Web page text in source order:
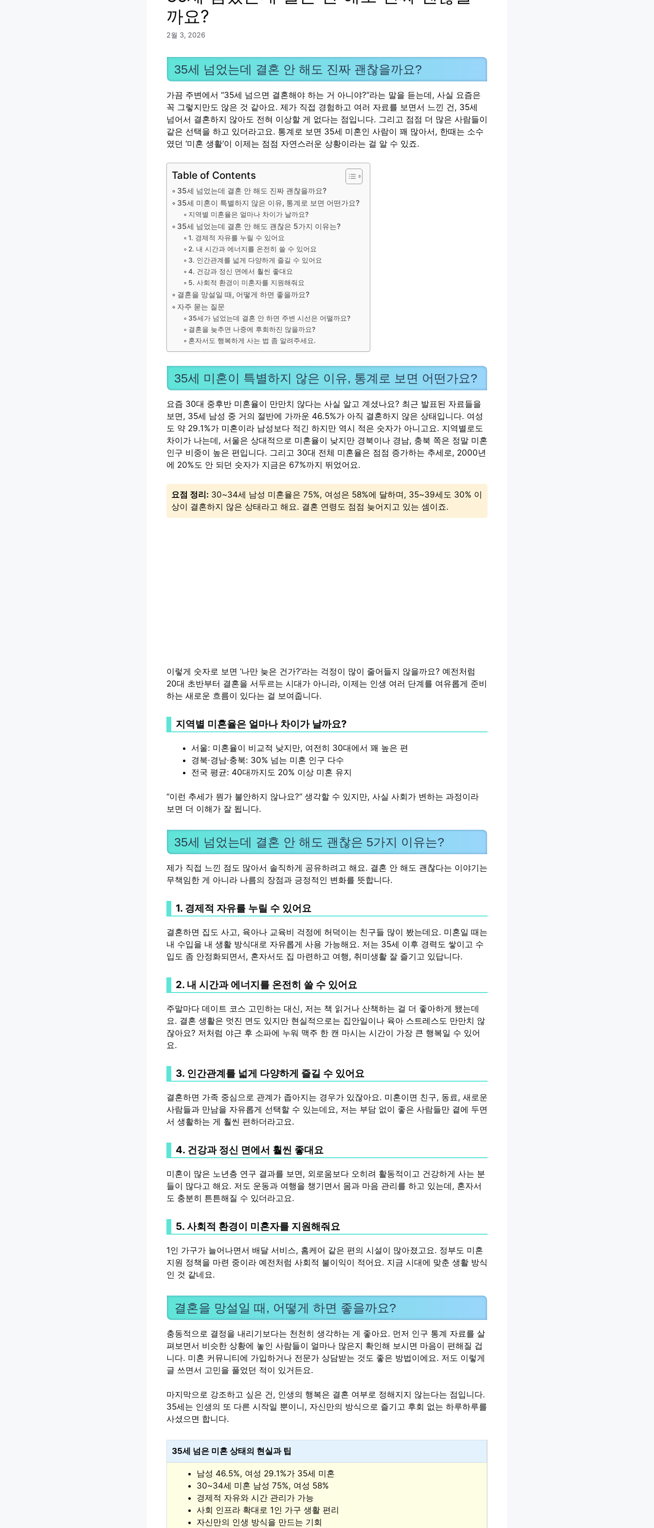
까요?
2월 3, 2026
35세 넘었는데 결혼 안 해도 진짜 괜찮을까요?
가끔 주변에서 “35세 넘으면 결혼해야 하는 거 아니야?”라는 말을 듣는데, 사실 요즘은
꼭 그렇지만도 않은 것 같아요. 제가 직접 경험하고 여러 자료를 보면서 느낀 건, 35세
넘어서 결혼하지 않아도 전혀 이상할 게 없다는 점입니다. 그리고 점점 더 많은 사람들이
같은 선택을 하고 있더라고요. 통계로 보면 35세 미혼인 사람이 꽤 많아서, 한때는 소수
였던 ‘미혼 생활’이 이제는 점점 자연스러운 상황이라는 걸 알 수 있죠.
Table of Contents
35세 넘었는데 결혼 안 해도 진짜 괜찮을까요?
35세 미혼이 특별하지 않은 이유, 통계로 보면 어떤가요?
지역별 미혼율은 얼마나 차이가 날까요?
35세 넘었는데 결혼 안 해도 괜찮은 5가지 이유는?
1. 경제적 자유를 누릴 수 있어요
2. 내 시간과 에너지를 온전히 쓸 수 있어요
3. 인간관계를 넓게 다양하게 즐길 수 있어요
4. 건강과 정신 면에서 훨씬 좋대요
5. 사회적 환경이 미혼자를 지원해줘요
결혼을 망설일 때, 어떻게 하면 좋을까요?
자주 묻는 질문
35세가 넘었는데 결혼 안 하면 주변 시선은 어떨까요?
결혼을 늦추면 나중에 후회하진 않을까요?
혼자서도 행복하게 사는 법 좀 알려주세요.
35세 미혼이 특별하지 않은 이유, 통계로 보면 어떤가요?
요즘 30대 중후반 미혼율이 만만치 않다는 사실 알고 계셨나요? 최근 발표된 자료들을
보면, 35세 남성 중 거의 절반에 가까운 46.5%가 아직 결혼하지 않은 상태입니다. 여성
도 약 29.1%가 미혼이라 남성보다 적긴 하지만 역시 적은 숫자가 아니고요. 지역별로도
차이가 나는데, 서울은 상대적으로 미혼율이 낮지만 경북이나 경남, 충북 쪽은 정말 미혼
인구 비중이 높은 편입니다. 그리고 30대 전체 미혼율은 점점 증가하는 추세로, 2000년
에 20%도 안 되던 숫자가 지금은 67%까지 뛰었어요.
요점 정리: 30~34세 남성 미혼율은 75%, 여성은 58%에 달하며, 35~39세도 30% 이
상이 결혼하지 않은 상태라고 해요. 결혼 연령도 점점 늦어지고 있는 셈이죠.
이렇게 숫자로 보면 ‘나만 늦은 건가?’라는 걱정이 많이 줄어들지 않을까요? 예전처럼
20대 초반부터 결혼을 서두르는 시대가 아니라, 이제는 인생 여러 단계를 여유롭게 준비
하는 새로운 흐름이 있다는 걸 보여줍니다.
지역별 미혼율은 얼마나 차이가 날까요?
서울: 미혼율이 비교적 낮지만, 여전히 30대에서 꽤 높은 편
경북·경남·충북: 30% 넘는 미혼 인구 다수
전국 평균: 40대까지도 20% 이상 미혼 유지
“이런 추세가 뭔가 불안하지 않나요?” 생각할 수 있지만, 사실 사회가 변하는 과정이라
보면 더 이해가 잘 됩니다.
35세 넘었는데 결혼 안 해도 괜찮은 5가지 이유는?
제가 직접 느낀 점도 많아서 솔직하게 공유하려고 해요. 결혼 안 해도 괜찮다는 이야기는
무책임한 게 아니라 나름의 장점과 긍정적인 변화를 뜻합니다.
1. 경제적 자유를 누릴 수 있어요
결혼하면 집도 사고, 육아나 교육비 걱정에 허덕이는 친구들 많이 봤는데요. 미혼일 때는
내 수입을 내 생활 방식대로 자유롭게 사용 가능해요. 저는 35세 이후 경력도 쌓이고 수
입도 좀 안정화되면서, 혼자서도 집 마련하고 여행, 취미생활 잘 즐기고 있답니다.
2. 내 시간과 에너지를 온전히 쓸 수 있어요
주말마다 데이트 코스 고민하는 대신, 저는 책 읽거나 산책하는 걸 더 좋아하게 됐는데
요. 결혼 생활은 멋진 면도 있지만 현실적으로는 집안일이나 육아 스트레스도 만만치 않
잖아요? 저처럼 야근 후 소파에 누워 맥주 한 캔 마시는 시간이 가장 큰 행복일 수 있어
요.
3. 인간관계를 넓게 다양하게 즐길 수 있어요
결혼하면 가족 중심으로 관계가 좁아지는 경우가 있잖아요. 미혼이면 친구, 동료, 새로운
사람들과 만남을 자유롭게 선택할 수 있는데요, 저는 부담 없이 좋은 사람들만 곁에 두면
서 생활하는 게 훨씬 편하더라고요.
4. 건강과 정신 면에서 훨씬 좋대요
미혼이 많은 노년층 연구 결과를 보면, 외로움보다 오히려 활동적이고 건강하게 사는 분
들이 많다고 해요. 저도 운동과 여행을 챙기면서 몸과 마음 관리를 하고 있는데, 혼자서
도 충분히 튼튼해질 수 있더라고요.
5. 사회적 환경이 미혼자를 지원해줘요
1인 가구가 늘어나면서 배달 서비스, 홈케어 같은 편의 시설이 많아졌고요. 정부도 미혼
지원 정책을 마련 중이라 예전처럼 사회적 불이익이 적어요. 지금 시대에 맞춘 생활 방식
인 것 같네요.
결혼을 망설일 때, 어떻게 하면 좋을까요?
충동적으로 결정을 내리기보다는 천천히 생각하는 게 좋아요. 먼저 인구 통계 자료를 살
펴보면서 비슷한 상황에 놓인 사람들이 얼마나 많은지 확인해 보시면 마음이 편해질 겁
니다. 미혼 커뮤니티에 가입하거나 전문가 상담받는 것도 좋은 방법이에요. 저도 이렇게
글 쓰면서 고민을 풀었던 적이 있거든요.
마지막으로 강조하고 싶은 건, 인생의 행복은 결혼 여부로 정해지지 않는다는 점입니다.
35세는 인생의 또 다른 시작일 뿐이니, 자신만의 방식으로 즐기고 후회 없는 하루하루를
사셨으면 합니다.
35세 넘은 미혼 상태의 현실과 팁
남성 46.5%, 여성 29.1%가 35세 미혼
30~34세 미혼 남성 75%, 여성 58%
경제적 자유와 시간 관리가 가능
사회 인프라 확대로 1인 가구 생활 편리
자신만의 인생 방식을 만드는 기회